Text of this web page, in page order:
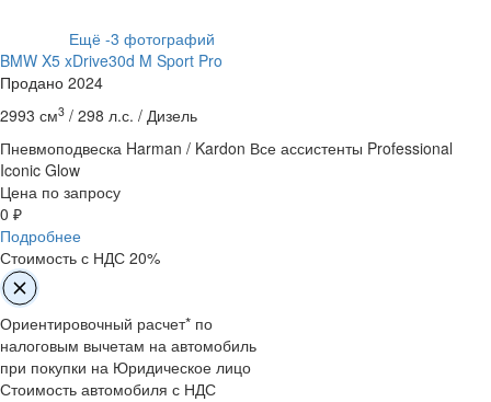
Ещё -3 фотографий
BMW X5 xDrive30d M Sport Pro
Продано 2024
2993 см3 / 298 л.с. / Дизель
Пневмоподвеска Harman / Kardon Все ассистенты Professional
Iconic Glow
Цена по запросу
0 ₽
Подробнее
Стоимость с НДС 20%
Ориентировочный расчет* по
налоговым вычетам на автомобиль
при покупки на Юридическое лицо
Стоимость автомобиля с НДС